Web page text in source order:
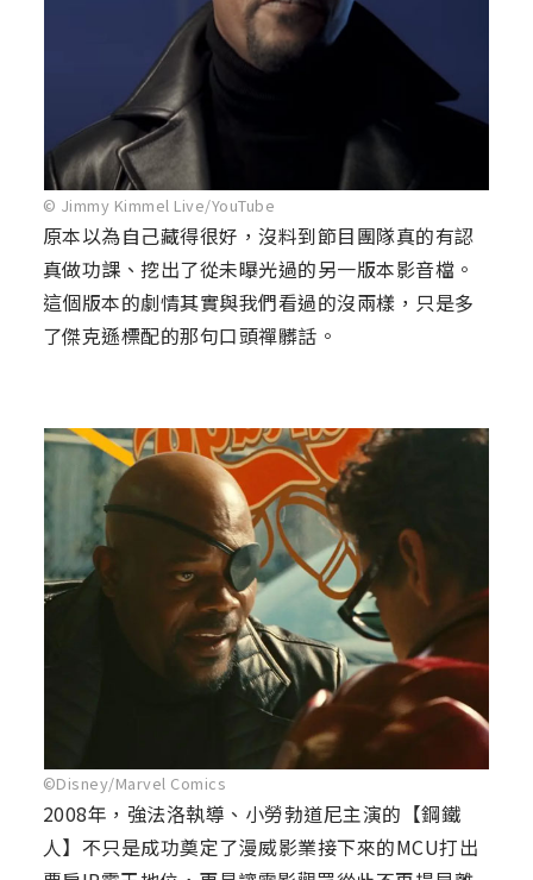
© Jimmy Kimmel Live/YouTube
原本以為自己藏得很好，沒料到節目團隊真的有認
真做功課、挖出了從未曝光過的另一版本影音檔。
這個版本的劇情其實與我們看過的沒兩樣，只是多
了傑克遜標配的那句口頭禪髒話。
©Disney/Marvel Comics
2008年，強法洛執導、小勞勃道尼主演的【鋼鐵
人】不只是成功奠定了漫威影業接下來的MCU打出